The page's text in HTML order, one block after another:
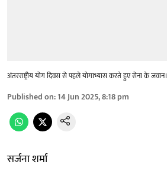
अंतरराष्ट्रीय योग दिवस से पहले योगाभ्यास करते हुए सेना के जवान।
Published on:14 Jun 2025, 8:18 pm
सर्जना शर्मा